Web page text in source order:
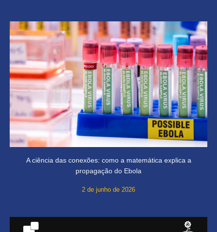
A ciência das conexões: como a matemática explica a
propagação do Ebola
2 de junho de 2026